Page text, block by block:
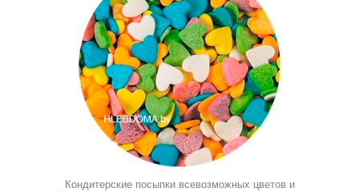
Кондитерские посыпки всевозможных цветов и